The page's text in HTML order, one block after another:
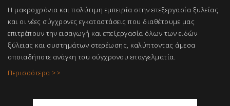
Η μακροχρόνια και πολύτιμη εμπειρία στην επεξεργασία ξυλείας
και οι νέες σύγχρονες εγκαταστάσεις που διαθέτουμε μας
επιτρέπουν την εισαγωγή και επεξεργασία όλων των ειδών
ξύλειας και συστημάτων στερέωσης, καλύπτοντας άμεσα
οποιαδήποτε ανάγκη του σύγχρονου επαγγελματία.
Περισσότερα >>